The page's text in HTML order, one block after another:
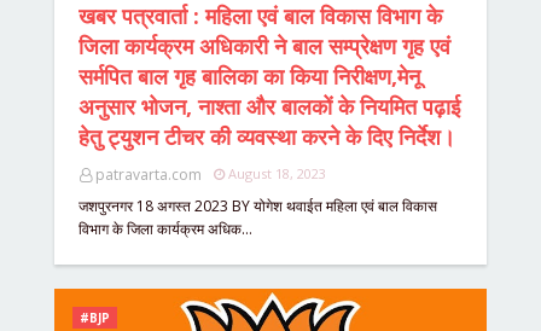
खबर पत्रवार्ता : महिला एवं बाल विकास विभाग के
जिला कार्यक्रम अधिकारी ने बाल सम्प्रेक्षण गृह एवं
सर्मपित बाल गृह बालिका का किया निरीक्षण,मेनू
अनुसार भोजन, नाश्ता और बालकों के नियमित पढ़ाई
हेतु ट्युशन टीचर की व्यवस्था करने के दिए निर्देश।
patravarta.com August 18, 2023
जशपुरनगर 18 अगस्त 2023 BY योगेश थवाईत महिला एवं बाल विकास
विभाग के जिला कार्यक्रम अधिक…
#BJP